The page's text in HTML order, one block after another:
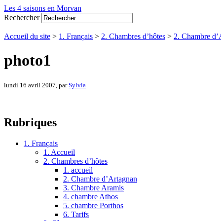
Les 4 saisons en Morvan
Rechercher
Accueil du site > 1. Français > 2. Chambres d’hôtes > 2. Chambre
photo1
lundi 16 avril 2007, parSylvia
Rubriques
1. Français
1. Accueil
2. Chambres d’hôtes
1. accueil
2. Chambre d’Artagnan
3. Chambre Aramis
4. chambre Athos
5. chambre Porthos
6. Tarifs